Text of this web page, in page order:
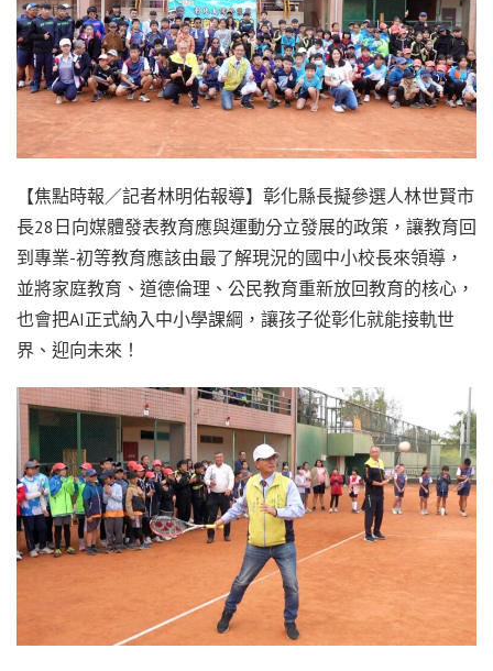
【焦點時報／記者林明佑報導】彰化縣長擬參選人林世賢市
長28日向媒體發表教育應與運動分立發展的政策，讓教育回
到專業-初等教育應該由最了解現況的國中小校長來領導，
並將家庭教育、道德倫理、公民教育重新放回教育的核心，
也會把AI正式納入中小學課綱，讓孩子從彰化就能接軌世
界、迎向未來！